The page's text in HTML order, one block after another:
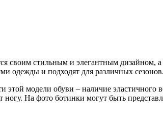
своим стильным и элегантным дизайном, а
одежды и подходят для различных сезонов.
модели обуви – наличие эластичного
ногу. На фото ботинки могут быть